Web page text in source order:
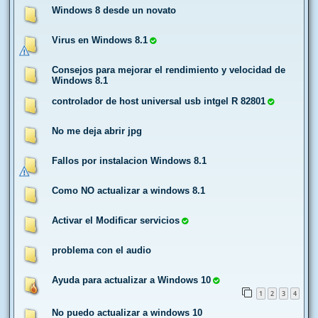
Windows 8 desde un novato
Virus en Windows 8.1
Consejos para mejorar el rendimiento y velocidad de
Windows 8.1
controlador de host universal usb intgel R 82801
No me deja abrir jpg
Fallos por instalacion Windows 8.1
Como NO actualizar a windows 8.1
Activar el Modificar servicios
problema con el audio
Ayuda para actualizar a Windows 10
1 2 3 4
No puedo actualizar a windows 10